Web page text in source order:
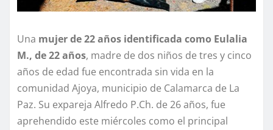
Una mujer de 22 años identificada como Eulalia
M., de 22 años, madre de dos niños de tres y cinco
años de edad fue encontrada sin vida en la
comunidad Ajoya, municipio de Calamarca de La
Paz. Su expareja Alfredo P.Ch. de 26 años, fue
aprehendido este miércoles como el principal